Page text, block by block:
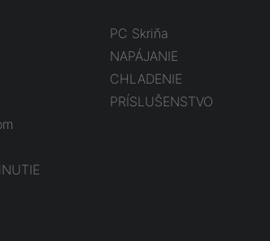
PC Skriňa
NAPÁJANIE
CHLADENIE
PRÍSLUŠENSTVO